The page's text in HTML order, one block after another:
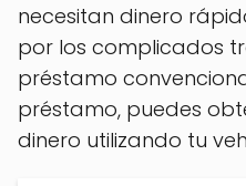
necesitan dinero
por los complicados
préstamo
préstamo, puedes
dinero utilizando tu